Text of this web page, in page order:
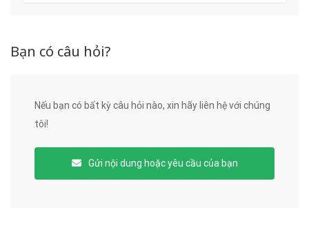
Bạn có câu hỏi?
Nếu bạn có bất kỳ câu hỏi nào, xin hãy liên hệ với chúng
tôi!
Gửi nội dung hoặc yêu cầu của bạn